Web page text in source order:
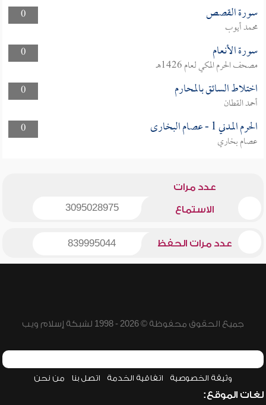
0
سورة القصص
محمد أيوب
0
سورة الأنعام
مصحف الحرم المكي لعام 1426هـ
0
اختلاط السائق بالمحارم
أحمد القطان
0
الحرم المدني 1 - عصام البخارى
عصام بخاري
عدد مرات
الاستماع 3095028975
عدد مرات الحفظ 839995044
جميع الحقوق محفوظة © 2026 - 1998 لشبكة إسلام ويب
وثيقة الخصوصية اتفاقية الخدمة اتصل بنا من نحن
لغات الموقع: